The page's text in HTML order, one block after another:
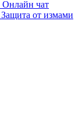
Онлайн чат
Защита от измами